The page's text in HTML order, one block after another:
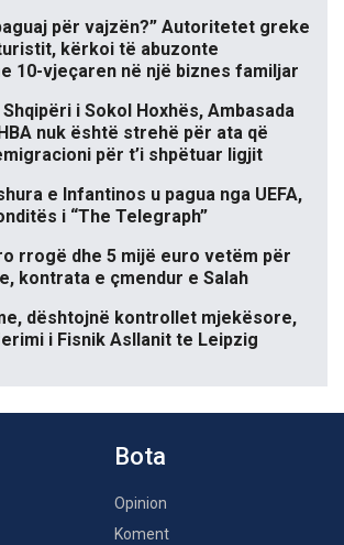
për vajzën?” Autoritetet greke
kërkoi të abuzonte
10-vjeçaren në një biznes familjar
i Sokol Hoxhës, Ambasada
nuk është strehë për ata që
për t’i shpëtuar ligjit
e Infantinos u pagua nga UEFA,
i “The Telegraph”
rrogë dhe 5 mijë euro vetëm për
kontrata e çmendur e Salah
dështojnë kontrollet mjekësore,
i Fisnik Asllanit te Leipzig
Bota
Opinion
Koment